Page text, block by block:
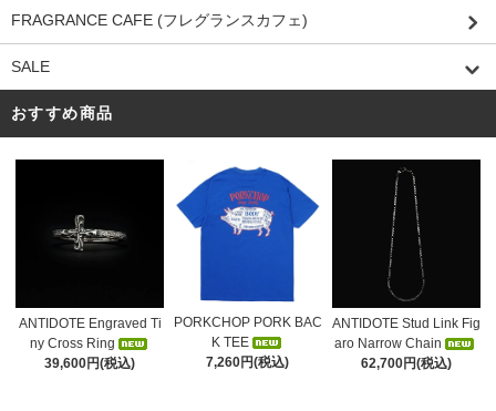
FRAGRANCE CAFE (フレグランスカフェ)
SALE
おすすめ商品
ANTIDOTE Engraved Ti
ny Cross Ring
39,600円(税込)
PORKCHOP PORK BAC
K TEE
7,260円(税込)
ANTIDOTE Stud Link Fig
aro Narrow Chain
62,700円(税込)